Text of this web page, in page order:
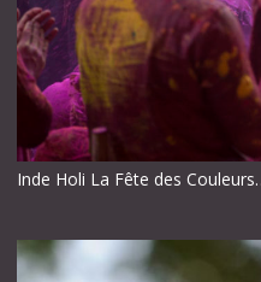
Inde Holi La Fête des